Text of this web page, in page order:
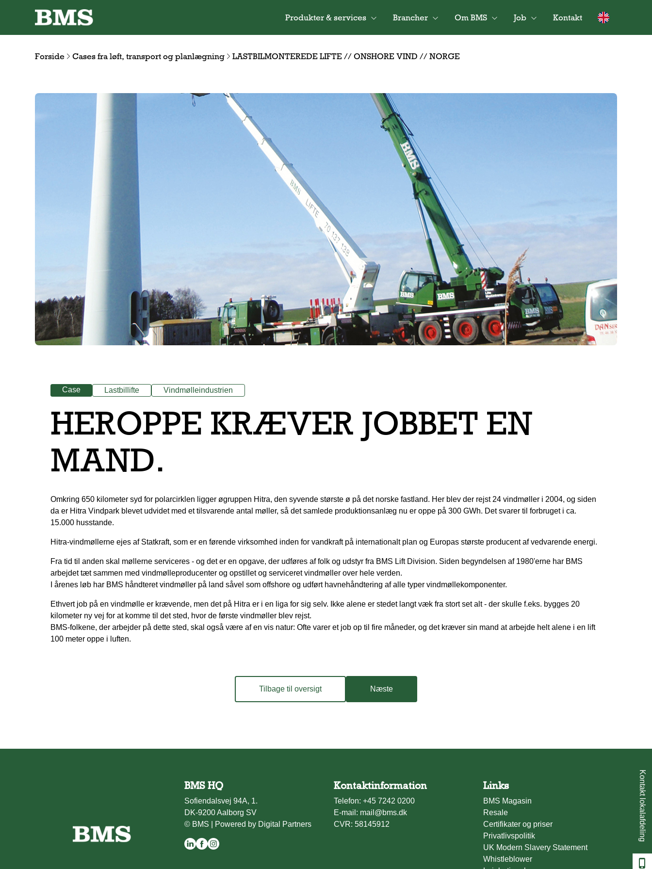
Produkter & services Brancher Om BMS Job Kontakt
Kontakt lokalafdeling
Forside Cases fra løft, transport og planlægning LASTBILMONTEREDE LIFTE // ONSHORE VIND // NORGE
Case Lastbillifte Vindmølleindustrien
HEROPPE KRÆVER JOBBET EN
MAND.
Omkring 650 kilometer syd for polarcirklen ligger øgruppen Hitra, den syvende største ø på det norske fastland. Her blev der rejst 24 vindmøller i 2004, og siden
da er Hitra Vindpark blevet udvidet med et tilsvarende antal møller, så det samlede produktionsanlæg nu er oppe på 300 GWh. Det svarer til forbruget i ca.
15.000 husstande.
Hitra-vindmøllerne ejes af Statkraft, som er en førende virksomhed inden for vandkraft på internationalt plan og Europas største producent af vedvarende energi.
Fra tid til anden skal møllerne serviceres - og det er en opgave, der udføres af folk og udstyr fra BMS Lift Division. Siden begyndelsen af 1980'erne har BMS
arbejdet tæt sammen med vindmølleproducenter og opstillet og serviceret vindmøller over hele verden.
I årenes løb har BMS håndteret vindmøller på land såvel som offshore og udført havnehåndtering af alle typer vindmøllekomponenter.
Ethvert job på en vindmølle er krævende, men det på Hitra er i en liga for sig selv. Ikke alene er stedet langt væk fra stort set alt - der skulle f.eks. bygges 20
kilometer ny vej for at komme til det sted, hvor de første vindmøller blev rejst.
BMS-folkene, der arbejder på dette sted, skal også være af en vis natur: Ofte varer et job op til fire måneder, og det kræver sin mand at arbejde helt alene i en lift
100 meter oppe i luften.
Tilbage til oversigt Næste
BMS HQ
Sofiendalsvej 94A, 1.
DK-9200 Aalborg SV
© BMS |
Powered by Digital Partners
Kontaktinformation
Telefon: +45 7242 0200
E-mail: mail@bms.dk
CVR: 58145912
Links
BMS Magasin
Resale
Certifikater og priser
Privatlivspolitik
UK Modern Slavery Statement
Whistleblower